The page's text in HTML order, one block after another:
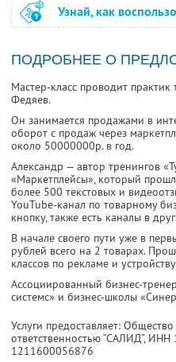
Узнай, как
ПОДРОБНЕЕ О
Мастер-класс проводит
Федяев.
Он занимается продажами в
оборот с продаж через
около 50000000р. в год.
Александр — автор тренингов
«Маркетплейсы», который
более 500 текстовых и
YouTube-канал по товарному
кнопку, также есть каналы в
В начале своего пути уже в
рублей всего на 2 товарах.
классов по рекламе и
Ассоциированный бизнес-
системс» и бизнес-школы
Услуги предоставляет:
ответственностью “САЛИД”, ИНН
1211600056876